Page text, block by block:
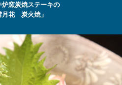
炉窯炭焼ステーキの
月花 炭火焼」